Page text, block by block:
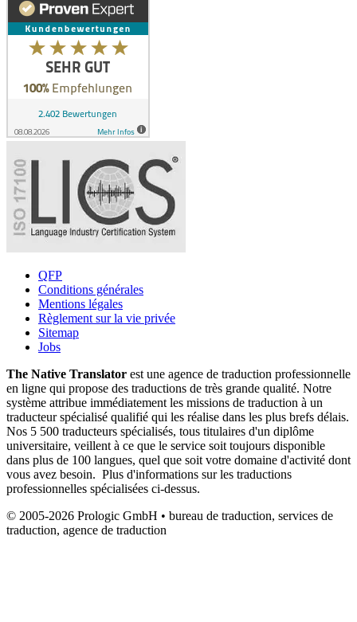
QFP
Conditions générales
Mentions légales
Règlement sur la vie privée
Sitemap
Jobs
The Native Translator est une agence de traduction professionnelle
en ligne qui propose des traductions de très grande qualité. Notre
système attribue immédiatement les missions de traduction à un
traducteur spécialisé qualifié qui les réalise dans les plus brefs délais.
Nos 5 500 traducteurs spécialisés, tous titulaires d'un diplôme
universitaire, veillent à ce que le service soit toujours disponible
dans plus de 100 langues, quel que soit votre domaine d'activité dont
vous avez besoin. Plus d'informations sur les traductions
professionnelles spécialisées ci-dessus.
© 2005-2026 Prologic GmbH • bureau de traduction, services de
traduction, agence de traduction